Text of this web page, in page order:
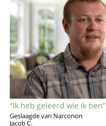
“Ik heb geleerd wie ik ben”
Geslaagde van Narconon
Jacob C.